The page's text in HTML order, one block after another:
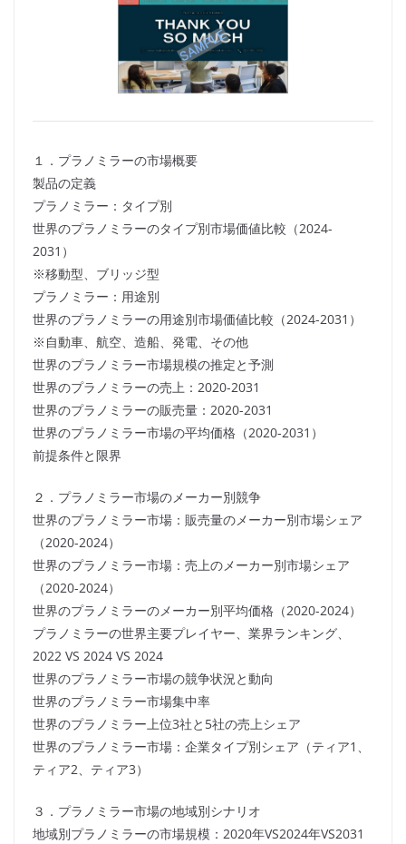
１．プラノミラーの市場概要
製品の定義
プラノミラー：タイプ別
世界のプラノミラーのタイプ別市場価値比較（2024-
2031）
※移動型、ブリッジ型
プラノミラー：用途別
世界のプラノミラーの用途別市場価値比較（2024-2031）
※自動車、航空、造船、発電、その他
世界のプラノミラー市場規模の推定と予測
世界のプラノミラーの売上：2020-2031
世界のプラノミラーの販売量：2020-2031
世界のプラノミラー市場の平均価格（2020-2031）
前提条件と限界
２．プラノミラー市場のメーカー別競争
世界のプラノミラー市場：販売量のメーカー別市場シェア
（2020-2024）
世界のプラノミラー市場：売上のメーカー別市場シェア
（2020-2024）
世界のプラノミラーのメーカー別平均価格（2020-2024）
プラノミラーの世界主要プレイヤー、業界ランキング、
2022 VS 2024 VS 2024
世界のプラノミラー市場の競争状況と動向
世界のプラノミラー市場集中率
世界のプラノミラー上位3社と5社の売上シェア
世界のプラノミラー市場：企業タイプ別シェア（ティア1、
ティア2、ティア3）
３．プラノミラー市場の地域別シナリオ
地域別プラノミラーの市場規模：2020年VS2024年VS2031